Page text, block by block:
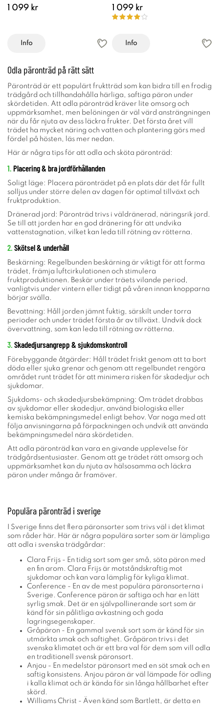
1 099 kr
Info
1 099 kr
Info
Odla päronträd på rätt sätt
Päronträd är ett populärt fruktträd som kan bidra till en frodig
trädgård och tillhandahålla härliga, saftiga päron under
skördetiden. Att odla päronträd kräver lite omsorg och
uppmärksamhet, men belöningen är väl värd ansträngningen
när du får njuta av dess läckra frukter. Det första året vill
trädet ha mycket näring och vatten och plantering görs med
fördel på hösten, läs mer nedan.
Här är några tips för att odla och sköta päronträd:
1. Placering & bra jordförhållanden
Soligt läge: Placera päronträdet på en plats där det får fullt
solljus under större delen av dagen för optimal tillväxt och
fruktproduktion.
Dränerad jord: Päronträd trivs i väldränerad, näringsrik jord.
Se till att jorden har en god dränering för att undvika
vattenstagnation, vilket kan leda till rötning av rötterna.
2. Skötsel & underhåll
Beskärning: Regelbunden beskärning är viktigt för att forma
trädet, främja luftcirkulationen och stimulera
fruktproduktionen. Beskär under träets vilande period,
vanligtvis under vintern eller tidigt på våren innan knopparna
börjar svälla.
Bevattning: Håll jorden jämnt fuktig, särskilt under torra
perioder och under trädet första år av tillväxt. Undvik dock
övervattning, som kan leda till rötning av rötterna.
3. Skadedjursangrepp & sjukdomskontroll
Förebyggande åtgärder: Håll trädet friskt genom att ta bort
döda eller sjuka grenar och genom att regelbundet rengöra
området runt trädet för att minimera risken för skadedjur och
sjukdomar.
Sjukdoms- och skadedjursbekämpning: Om trädet drabbas
av sjukdomar eller skadedjur, använd biologiska eller
kemiska bekämpningsmedel enligt behov. Var noga med att
följa anvisningarna på förpackningen och undvik att använda
bekämpningsmedel nära skördetiden.
Att odla päronträd kan vara en givande upplevelse för
trädgårdsentusiaster. Genom att ge trädet rätt omsorg och
uppmärksamhet kan du njuta av hälsosamma och läckra
päron under många år framöver.
Populära päronträd i sverige
I Sverige finns det flera päronsorter som trivs väl i det klimat
som råder här. Här är några populära sorter som är lämpliga
att odla i svenska trädgårdar:
Clara Frijs - En tidig sort som ger små, söta päron med
en fin arom. Clara Frijs är motståndskraftig mot
sjukdomar och kan vara lämplig för kyliga klimat.
Conference - En av de mest populära päronsorterna i
Sverige. Conference päron är saftiga och har en lätt
syrlig smak. Det är en självpollinerande sort som är
känd för sin pålitliga avkastning och goda
lagringsegenskaper.
Gråpäron - En gammal svensk sort som är känd för sin
utmärkta smak och saftighet. Gråpäron trivs i det
svenska klimatet och är ett bra val för dem som vill odla
en traditionell svensk päronsort.
Anjou - En medelstor päronsort med en söt smak och en
saftig konsistens. Anjou päron är väl lämpade för odling
i kalla klimat och är kända för sin långa hållbarhet efter
skörd.
Williams Christ - Även känd som Bartlett, är detta en